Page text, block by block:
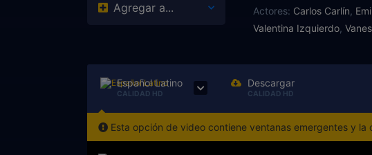
Agregar a...
Actores: Carlos Carlín
Valentina Izquierdo
Español Latino
CALIDAD HD
Descargar
CALIDAD HD
Esta opción de video contiene ventanas emergentes y